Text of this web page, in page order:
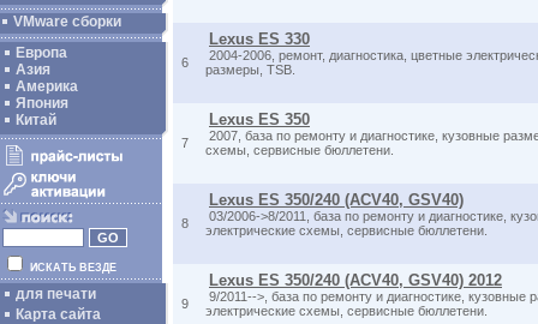
VMware сборки
Европа
Азия
Америка
Япония
Китай
ИСКАТЬ ВЕЗДЕ
для печати
Карта сайта
6
Lexus ES 330
2004-2006, ремонт, диагностика, цветные
размеры, TSB.
7
Lexus ES 350
2007, база по ремонту и диагностике, кузовные
схемы, сервисные бюллетени.
8
Lexus ES 350/240 (ACV40, GSV40)
03/2006->8/2011, база по ремонту и диагностике,
электрические схемы, сервисные бюллетени.
9
Lexus ES 350/240 (ACV40, GSV40) 2012
9/2011-->, база по ремонту и диагностике, кузовные
электрические схемы, сервисные бюллетени.